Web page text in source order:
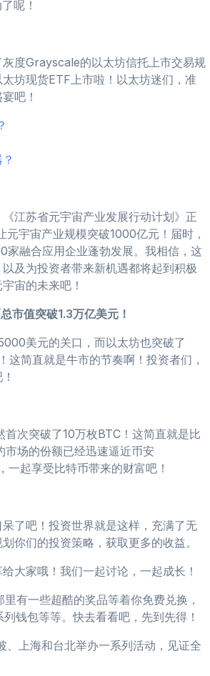
呢！
度Grayscale的以太坊信托上市交易规
坊现货ETF上市啦！以太坊迷们，准
吧！
江苏省元宇宙产业发展行动计划》正
宇宙产业规模突破1000亿元！届时，
家融合应用企业蓬勃发展。我相信，这
及为投资者带来新机遇都将起到积极
宙的未来吧！
市值突破1.3万亿美元！
美元的关口，而以太坊也突破了
简直就是牛市的节奏啊！投资者们，
次突破了10万枚BTC！这简直就是比
场的份额已经迅速逼近币安
一起享受比特币带来的财富吧！
了吧！投资世界就是这样，充满了无
你们的投资策略，获取更多的收益。
大家哦！我们一起讨论，一起成长！
有一些超酷的奖品等着你免费兑换，
钱包等等。快去看看吧，先到先得！
上海和台北举办一系列活动，见证全